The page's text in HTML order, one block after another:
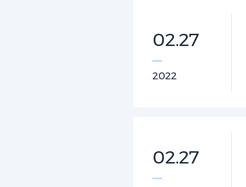
02.27
2022
02.27